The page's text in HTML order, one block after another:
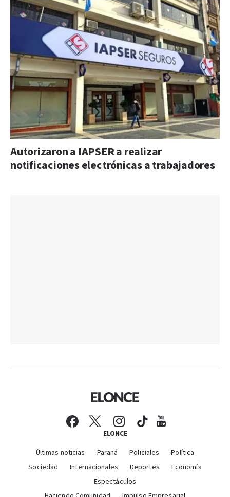
Autorizaron a IAPSER a realizar
notificaciones electrónicas a trabajadores
ELONCE
Últimas noticias Paraná Policiales
Política
Sociedad
Internacionales Deportes
Economía
Espectáculos